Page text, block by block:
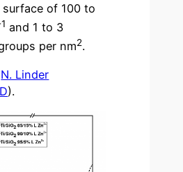
of 100 to
and 1 to 3
per nm2.
N. Linder
).